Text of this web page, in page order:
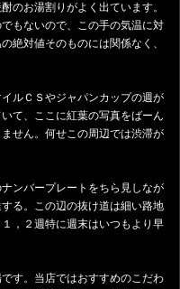
のお湯割りがよく出ています。
もないので、この手の気温に対
絶対値そのものには関係なく、
ルＣＳやジャパンカップの週が
て、ここに紅葉の写真をばーん
せん。何せこの周辺では渋滞が
ンバープレートをちら見しなが
る。この辺の抜け道は細い路地
，２週特に週末はいつもより早
す。当店ではおすすめのこだわ